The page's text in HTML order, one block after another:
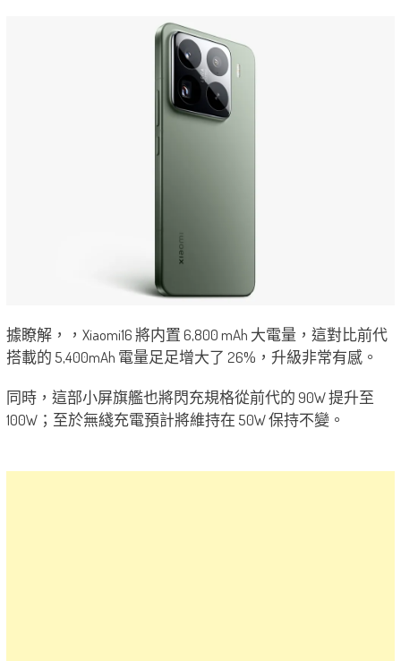
據瞭解，，Xiaomi16 將内置 6,800 mAh 大電量，這對比前代
搭載的 5,400mAh 電量足足增大了 26%，升級非常有感。
同時，這部小屏旗艦也將閃充規格從前代的 90W 提升至
100W；至於無綫充電預計將維持在 50W 保持不變。